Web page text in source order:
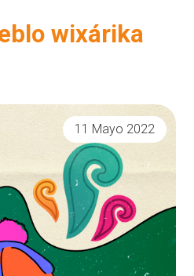
wixárika
11 Mayo 2022